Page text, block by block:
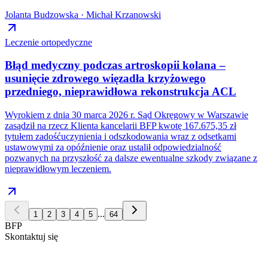
Jolanta Budzowska · Michał Krzanowski
Leczenie ortopedyczne
Błąd medyczny podczas artroskopii kolana –
usunięcie zdrowego więzadła krzyżowego
przedniego, nieprawidłowa rekonstrukcja ACL
Wyrokiem z dnia 30 marca 2026 r. Sąd Okręgowy w Warszawie
zasądził na rzecz Klienta kancelarii BFP kwotę 167.675,35 zł
tytułem zadośćuczynienia i odszkodowania wraz z odsetkami
ustawowymi za opóźnienie oraz ustalił odpowiedzialność
pozwanych na przyszłość za dalsze ewentualne szkody związane z
nieprawidłowym leczeniem.
1 2 3 4 5 ... 64
BFP
Skontaktuj się